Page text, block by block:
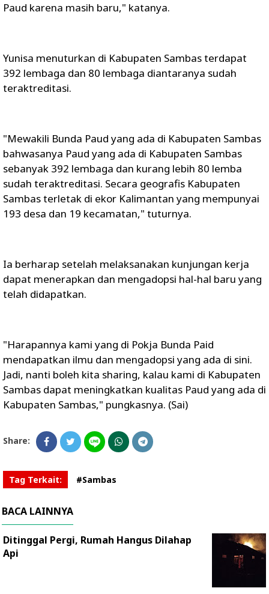
Paud karena masih baru," katanya.
Yunisa menuturkan di Kabupaten Sambas terdapat
392 lembaga dan 80 lembaga diantaranya sudah
teraktreditasi.
"Mewakili Bunda Paud yang ada di Kabupaten Sambas
bahwasanya Paud yang ada di Kabupaten Sambas
sebanyak 392 lembaga dan kurang lebih 80 lemba
sudah teraktreditasi. Secara geografis Kabupaten
Sambas terletak di ekor Kalimantan yang mempunyai
193 desa dan 19 kecamatan," tuturnya.
Ia berharap setelah melaksanakan kunjungan kerja
dapat menerapkan dan mengadopsi hal-hal baru yang
telah didapatkan.
"Harapannya kami yang di Pokja Bunda Paid
mendapatkan ilmu dan mengadopsi yang ada di sini.
Jadi, nanti boleh kita sharing, kalau kami di Kabupaten
Sambas dapat meningkatkan kualitas Paud yang ada di
Kabupaten Sambas," pungkasnya. (Sai)
Share:
Tag Terkait: #Sambas
BACA LAINNYA
Ditinggal Pergi, Rumah Hangus Dilahap
Api